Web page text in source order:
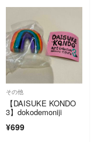
その他
【DAISUKE KONDO
3】dokodemoniji
¥699